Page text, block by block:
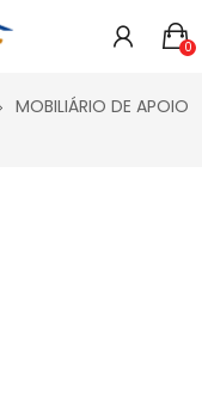
and mobile -
track assets. 0
MOBILIÁRIO DE APOIO